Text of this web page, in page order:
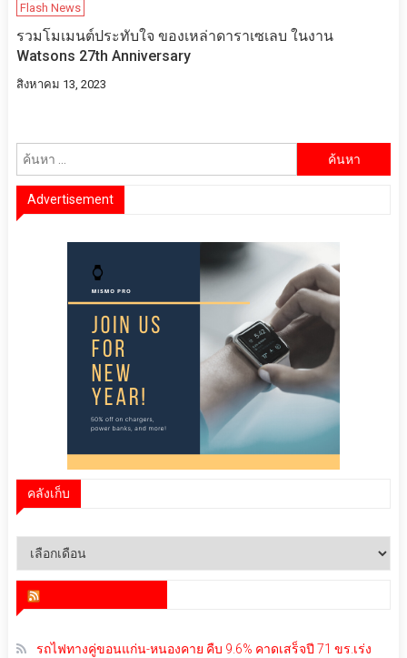
Flash News
รวมโมเมนต์ประทับใจ ของเหล่าดาราเซเลบ ในงาน
Watsons 27th Anniversary
สิงหาคม 13, 2023
สำหรับ:
Advertisement
คลังเก็บ
คลัง
รถไฟทางคู่ขอนแก่น-หนองคาย คืบ 9.6% คาดเสร็จปี 71 ขร.เร่ง